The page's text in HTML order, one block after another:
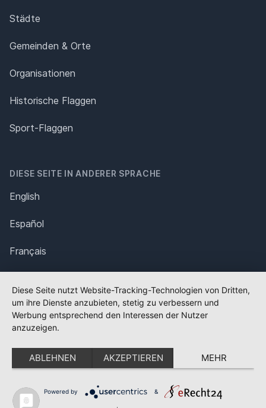
Städte
Gemeinden & Orte
Organisationen
Historische Flaggen
Sport-Flaggen
DIESE SEITE IN ANDERER SPRACHE
English
Español
Français
Polska
Português
Nederlands
Svenska
Diese Seite nutzt Website-Tracking-Technologien von Dritten,
um ihre Dienste anzubieten, stetig zu verbessern und
Werbung entsprechend den Interessen der Nutzer
anzuzeigen.
ABLEHNEN AKZEPTIEREN MEHR
Powered by &